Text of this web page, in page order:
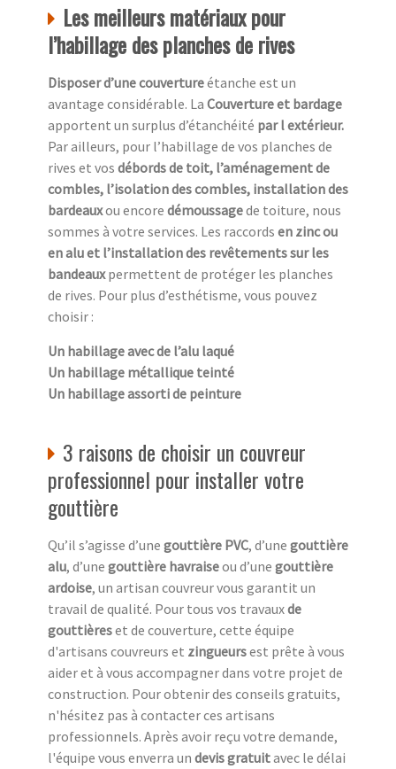
Les meilleurs matériaux pour
l’habillage des planches de rives
Disposer d’une couvertureétanche est un
avantage considérable. La Couverture et bardage
apportent un surplus d’étanchéité par l extérieur.
Par ailleurs, pour l’habillage de vos planches de
rives et vos débords de toit, l’aménagement de
combles, l’isolation des combles, installation des
bardeauxou encore démoussagede toiture, nous
sommes à votre services. Les raccords en zinc ou
en alu et l’installation des revêtements sur les
bandeauxpermettent de protéger les planches
de rives. Pour plus d’esthétisme, vous pouvez
choisir :
Un habillage avec de l’alu laqué
Un habillage métallique teinté
Un habillage assorti de peinture
3 raisons de choisir un couvreur
professionnel pour installer votre
gouttière
Qu’il s’agisse d’une gouttière PVC, d’une gouttière
alu, d’une gouttière havraiseou d’une gouttière
ardoise, un artisan couvreur vous garantit un
travail de qualité. Pour tous vos travauxde
gouttièreset de couverture, cette équipe
d'artisans couvreurs et zingueursest prête à vous
aider et à vous accompagner dans votre projet de
construction. Pour obtenir des conseils gratuits,
n'hésitez pas à contacter ces artisans
professionnels. Après avoir reçu votre demande,
l'équipe vous enverra un devis gratuitavec le délai